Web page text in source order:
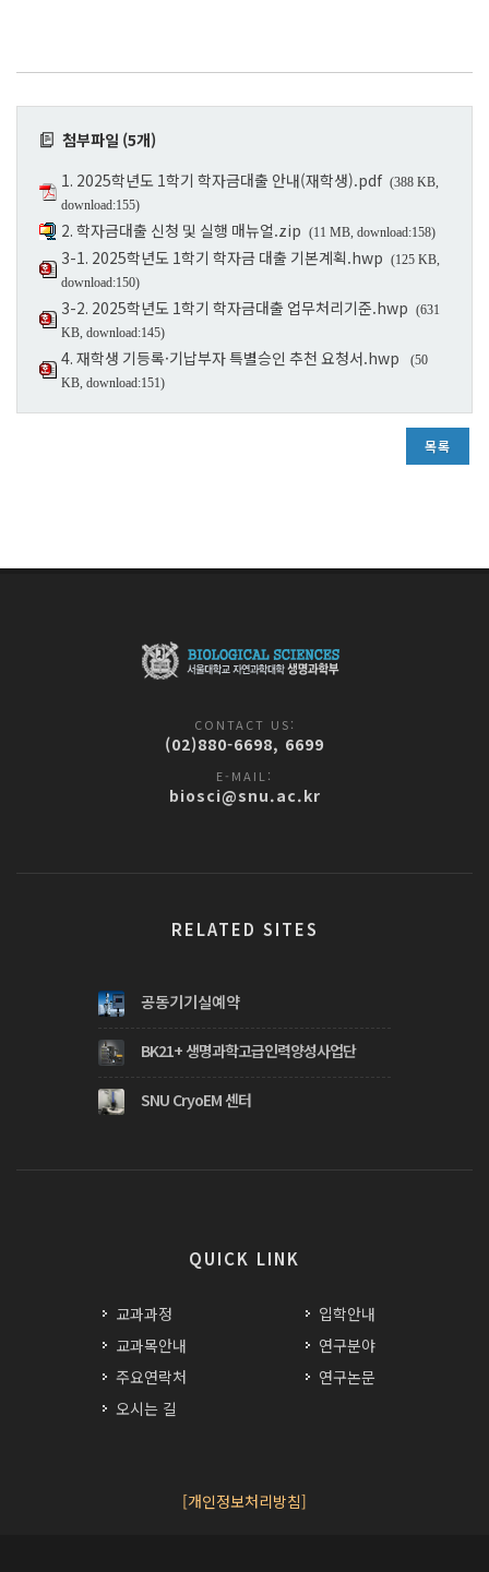
첨부파일 (5개)
1. 2025학년도 1학기 학자금대출 안내(재학생).pdf (388 KB,
download:155)
2. 학자금대출 신청 및 실행 매뉴얼.zip (11 MB, download:158)
3-1. 2025학년도 1학기 학자금 대출 기본계획.hwp (125 KB,
download:150)
3-2. 2025학년도 1학기 학자금대출 업무처리기준.hwp (631
KB, download:145)
4. 재학생 기등록·기납부자 특별승인 추천 요청서.hwp
(50
KB, download:151)
목록
CONTACT US:
(02)880-6698, 6699
E-MAIL:
biosci@snu.ac.kr
RELATED SITES
공동기기실예약
BK21+ 생명과학고급인력양성사업단
SNU CryoEM 센터
QUICK LINK
교과과정
교과목안내
주요연락처
오시는 길
입학안내
연구분야
연구논문
[개인정보처리방침]